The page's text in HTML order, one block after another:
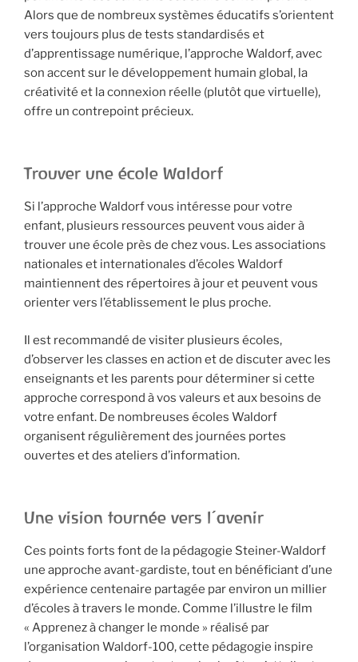
Alors que de nombreux systèmes éducatifs s’orientent
vers toujours plus de tests standardisés et
d’apprentissage numérique, l’approche Waldorf, avec
son accent sur le développement humain global, la
créativité et la connexion réelle (plutôt que virtuelle),
offre un contrepoint précieux.
Trouver une école Waldorf
Si l’approche Waldorf vous intéresse pour votre
enfant, plusieurs ressources peuvent vous aider à
trouver une école près de chez vous. Les associations
nationales et internationales d’écoles Waldorf
maintiennent des répertoires à jour et peuvent vous
orienter vers l’établissement le plus proche.
Il est recommandé de visiter plusieurs écoles,
d’observer les classes en action et de discuter avec les
enseignants et les parents pour déterminer si cette
approche correspond à vos valeurs et aux besoins de
votre enfant. De nombreuses écoles Waldorf
organisent régulièrement des journées portes
ouvertes et des ateliers d’information.
Une vision tournée vers l’avenir
Ces points forts font de la pédagogie Steiner-Waldorf
une approche avant-gardiste, tout en bénéficiant d’une
expérience centenaire partagée par environ un millier
d’écoles à travers le monde. Comme l’illustre le film
« Apprenez à changer le monde » réalisé par
l’organisation Waldorf-100, cette pédagogie inspire